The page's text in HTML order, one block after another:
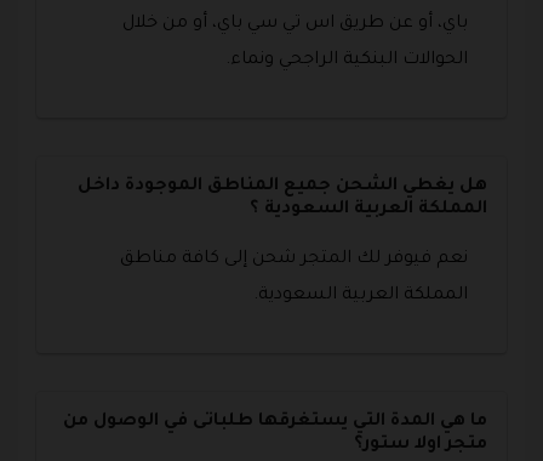
باي، أو عن طريق اس تي سي باي، أو من خلال
الحوالات البنكية الراجحي ونماء.
هل يغطي الشحن جميع المناطق الموجودة داخل
المملكة العربية السعودية ؟
نعم فيوفر لك المتجر شحن إلى كافة مناطق
المملكة العربية السعودية.
ما هي المدة التي يستغرقها طلباتى في الوصول من
متجر اولا ستور؟